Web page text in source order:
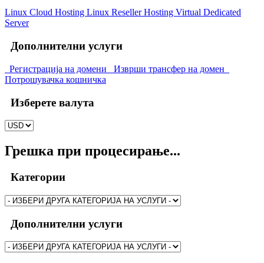
Linux Cloud Hosting Linux Reseller Hosting Virtual Dedicated
Server
Дополнителни услуги
Регистрација на домени
Изврши трансфер на домен
Потрошувачка кошничка
Изберете валута
Грешка при процесирање...
Категории
Дополнителни услуги